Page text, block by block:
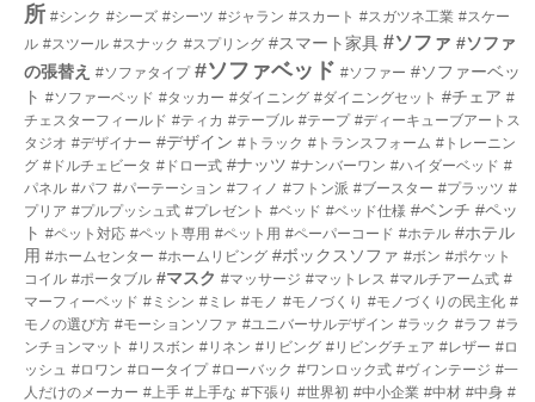
所 #シンク #シーズ #シーツ #ジャラン #スカート #スガツネ工業 #スケー
ル #スツール #スナック #スプリング #スマート家具 #ソファ #ソファ
の張替え #ソファタイプ #ソファベッド #ソファー #ソファーベッ
ト #ソファーベッド #タッカー #ダイニング #ダイニングセット #チェア #
チェスターフィールド #ティカ #テーブル #テープ #ディーキューブアートス
タジオ #デザイナー #デザイン #トラック #トランスフォーム #トレーニン
グ #ドルチェビータ #ドロー式 #ナッツ #ナンバーワン #ハイダーベッド #
パネル #パフ #パーテーション #フィノ #フトン派 #ブースター #プラッツ #
プリア #プルプッシュ式 #プレゼント #ベッド #ベッド仕様 #ベンチ #ペッ
ト #ペット対応 #ペット専用 #ペット用 #ペーパーコード #ホテル #ホテル
用 #ホームセンター #ホームリビング #ボックスソファ #ボン #ポケット
コイル #ポータブル #マスク #マッサージ #マットレス #マルチアーム式 #
マーフィーベッド #ミシン #ミレ #モノ #モノづくり #モノづくりの民主化 #
モノの選び方 #モーションソファ #ユニバーサルデザイン #ラック #ラフ #ラ
ンチョンマット #リスボン #リネン #リビング #リビングチェア #レザー #ロ
ッシュ #ロワン #ロータイプ #ローバック #ワンロック式 #ヴィンテージ #一
人だけのメーカー #上手 #上手な #下張り #世界初 #中小企業 #中材 #中身 #